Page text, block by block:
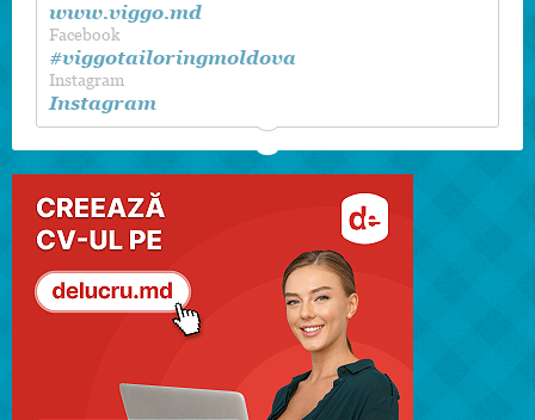
www.viggo.md
Facebook
#viggotailoringmoldova
Instagram
Instagram